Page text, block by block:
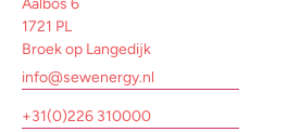
1721 PL
Broek op Langedijk
info@sewenergy.nl
+31(0)226 310000